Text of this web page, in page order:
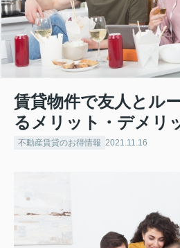
賃貸物件で友人とル
るメリット・デメリ
不動産賃貸のお得情報 2021.11.16